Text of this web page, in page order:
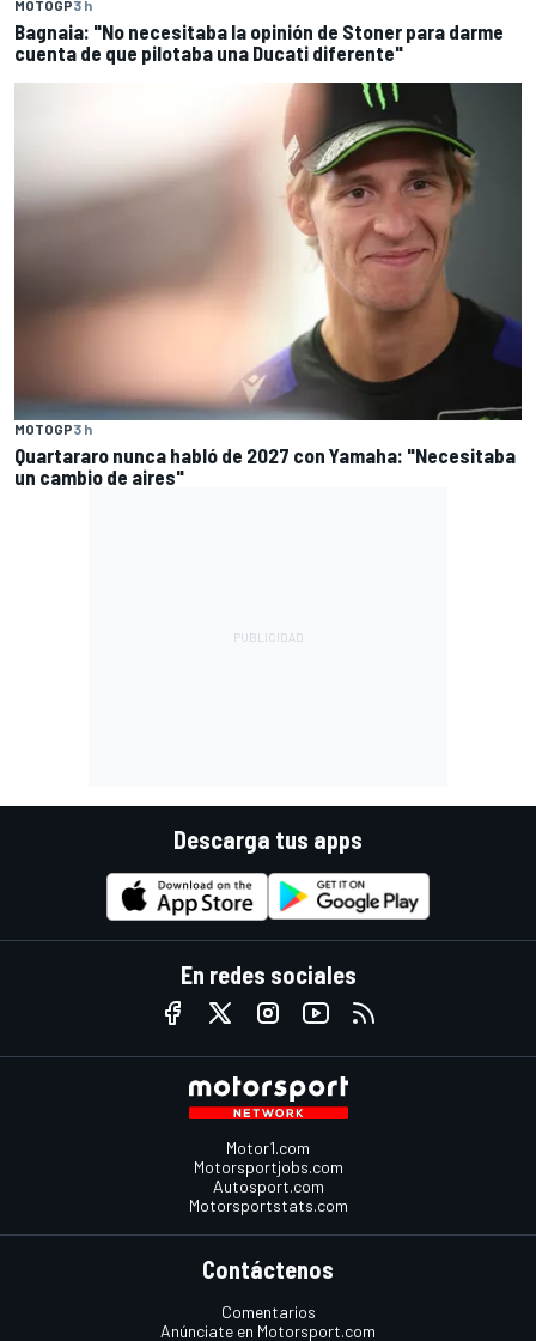
MOTOGP3 h
Bagnaia: "No necesitaba la opinión de Stoner para darme
cuenta de que pilotaba una Ducati diferente"
MOTOGP3 h
Quartararo nunca habló de 2027 con Yamaha: "Necesitaba
un cambio de aires"
Descarga tus apps
En redes sociales
Motor1.com
Motorsportjobs.com
Autosport.com
Motorsportstats.com
Contáctenos
Comentarios
Anúnciate en Motorsport.com